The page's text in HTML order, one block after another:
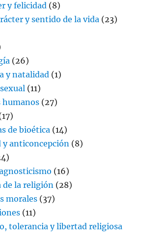
y felicidad (8)
y sentido de la vida (23)
(26)
y natalidad (1)
(11)
humanos (27)
de bioética (14)
y anticoncepción (8)
(16)
de la religión (28)
morales (37)
(11)
tolerancia y libertad religiosa